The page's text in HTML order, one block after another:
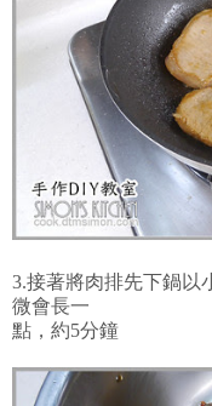
3.接著將肉排先下鍋以
微會長一
點，約5分鐘